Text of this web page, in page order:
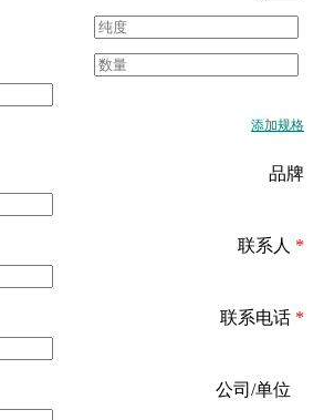
添加规格
品牌
联系人 *
联系电话 *
公司/单位